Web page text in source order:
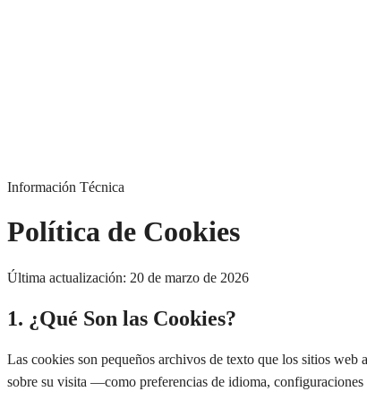
Información Técnica
Política de Cookies
Última actualización: 20 de marzo de 2026
1. ¿Qué Son las Cookies?
Las cookies son pequeños archivos de texto que los sitios
sobre su visita —como preferencias de idioma,